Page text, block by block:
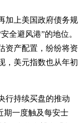
加上美国政府债务规
全避风港”的地位。
资产配置，纷纷将资
，美元指数也从年初
行持续买盘的推动
期一度触及每安士